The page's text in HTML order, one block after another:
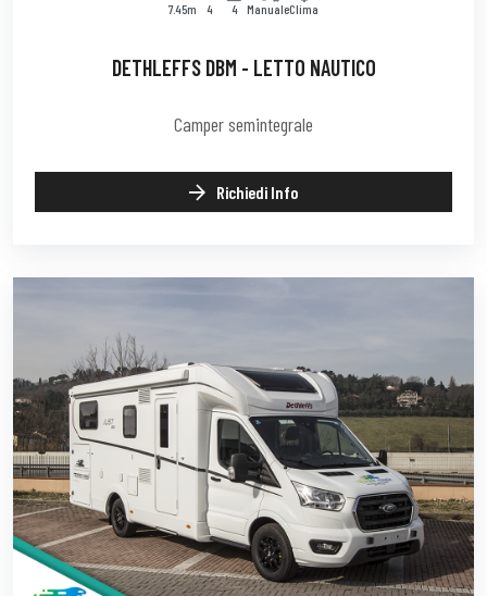
7.45m 4 4 ManualeClima
DETHLEFFS DBM - LETTO NAUTICO
Camper semintegrale
Richiedi Info